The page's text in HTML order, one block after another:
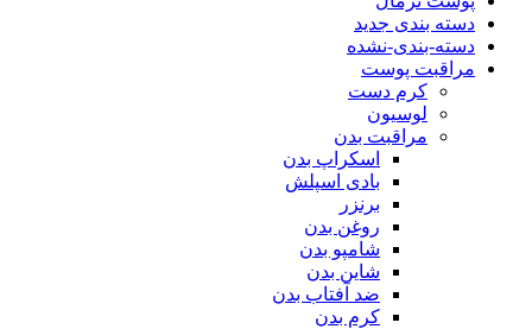
دسته بندی جدید
دسته-بندی-نشده
مراقبت پوست
کرم دست
لوسیون
مراقبت بدن
اسکراپ بدن
بادی اسپلش
برنزر
روغن بدن
شامپو بدن
شاین بدن
ضد آفتاب بدن
کرم بدن